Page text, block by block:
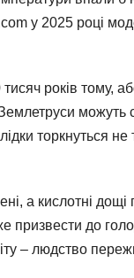
у 2025 році
років тому,
можуть
торкнуться
а кислотні
призвести до
– людство